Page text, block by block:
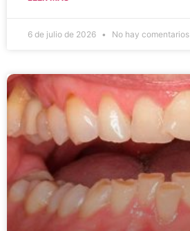
6 de julio de 2026 No hay comentarios